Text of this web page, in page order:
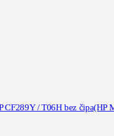
CF289Y / T06H bez čipa(HP